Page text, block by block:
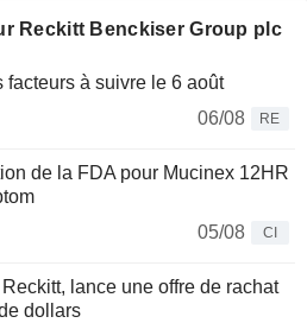
Reckitt Benckiser Group plc
à suivre le 6 août
06/08
RE
de la FDA pour Mucinex 12HR
05/08
CI
lance une offre de rachat
dollars